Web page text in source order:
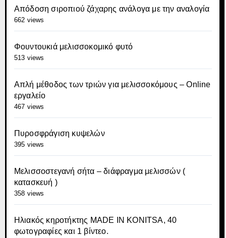
Απόδοση σιροπιού ζάχαρης ανάλογα με την αναλογία
662 views
Φουντουκιά μελισσοκομικό φυτό
513 views
Απλή μέθοδος των τριών για μελισσοκόμους – Online
εργαλείο
467 views
Πυροσφράγιση κυψελών
395 views
Μελισσοστεγανή σήτα – διάφραγμα μελισσών (
κατασκευή )
358 views
Ηλιακός κηροτήκτης MADE IN KONITSA, 40
φωτογραφίες και 1 βίντεο.